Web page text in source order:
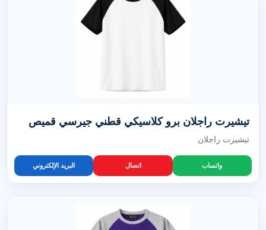
تيشيرت راجلان برو كلاسيكي قطني جيرسي قميص
تيشيرت راجلان
واتساب اتصال البريد الإلكتروني